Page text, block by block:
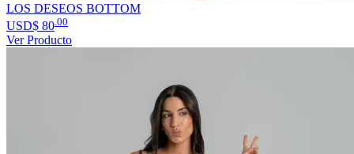
LOS DESEOS BOTTOM
USD$ 80 .00
Ver Producto